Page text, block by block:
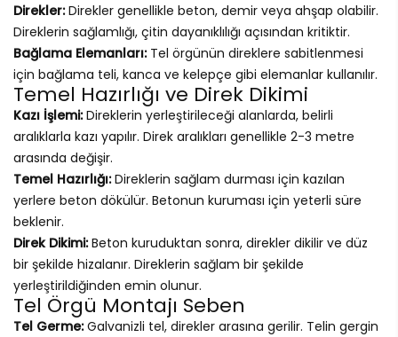
Direkler:Direkler genellikle beton, demir veya ahşap olabilir.
Direklerin sağlamlığı, çitin dayanıklılığı açısından kritiktir.
Bağlama Elemanları:Tel örgünün direklere sabitlenmesi
için bağlama teli, kanca ve kelepçe gibi elemanlar kullanılır.
Temel Hazırlığı ve Direk Dikimi
Kazı İşlemi:Direklerin yerleştirileceği alanlarda, belirli
aralıklarla kazı yapılır. Direk aralıkları genellikle 2-3 metre
arasında değişir.
Temel Hazırlığı:Direklerin sağlam durması için kazılan
yerlere beton dökülür. Betonun kuruması için yeterli süre
beklenir.
Direk Dikimi:Beton kuruduktan sonra, direkler dikilir ve düz
bir şekilde hizalanır. Direklerin sağlam bir şekilde
yerleştirildiğinden emin olunur.
Tel Örgü Montajı Seben
Tel Germe:Galvanizli tel, direkler arasına gerilir. Telin gergin